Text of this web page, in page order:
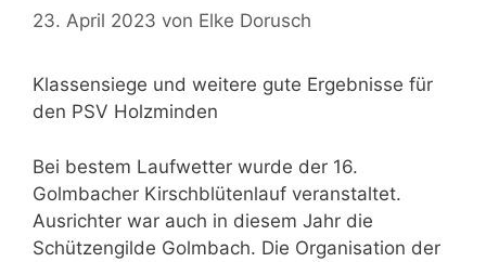
23. April 2023 von Elke Dorusch
Klassensiege und weitere gute Ergebnisse für
den PSV Holzminden
Bei bestem Laufwetter wurde der 16.
Golmbacher Kirschblütenlauf veranstaltet.
Ausrichter war auch in diesem Jahr die
Schützengilde Golmbach. Die Organisation der